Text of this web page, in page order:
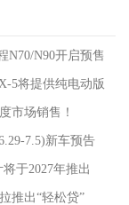
N70/N90开启预售
5将提供纯电动版
市场销售！
7.5)新车预告
于2027年推出
推出“轻松贷”